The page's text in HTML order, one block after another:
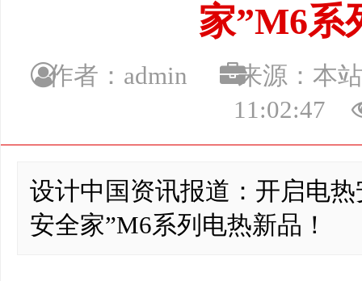
家”M6系
作者：admin
来源：本
11:02:47
设计中国资讯报道：开启电
安全家”M6系列电热新品！